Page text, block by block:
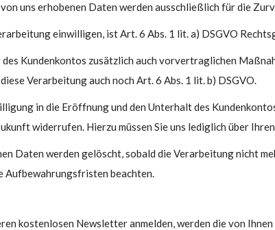
uns erhobenen Daten werden ausschließlich für die
einwilligen, ist Art. 6 Abs. 1 lit. a) DSGVO
Kundenkontos zusätzlich auch vorvertraglichen
Verarbeitung auch noch Art. 6 Abs. 1 lit. b) DSGVO.
in die Eröffnung und den Unterhalt des
widerrufen. Hierzu müssen Sie uns lediglich über
Daten werden gelöscht, sobald die Verarbeitung nicht
Aufbewahrungsfristen beachten.
kostenlosen Newsletter anmelden, werden die von